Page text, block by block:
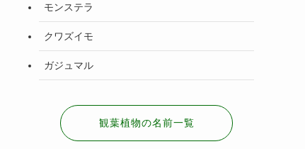
モンステラ
クワズイモ
ガジュマル
観葉植物の名前一覧